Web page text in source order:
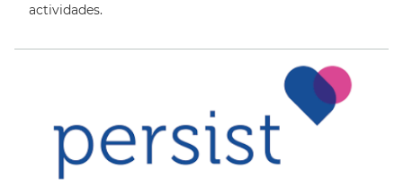
actividades.